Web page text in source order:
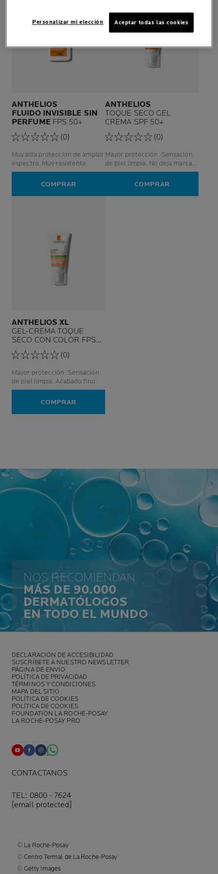
ANTHELIOS
FLUIDO INVISIBLE SIN
PERFUMEFPS 50+
(0)
Muy alta protección de amplio
espectro. Muy resistente.
COMPRAR
ANTHELIOS
TOQUE SECO GEL
CREMA SPF 50+
(0)
Mayor protección. Sensación
de piel limpia. No deja marcas
blancas.
COMPRAR
ANTHELIOS XL
GEL-CREMA TOQUE
SECO CON COLOR FPS
50+
(0)
Mayor protección. Sensación
de piel limpia. Acabado fino.
COMPRAR
NOS RECOMIENDAN
MÁS DE 90.000
DERMATÓLOGOS
EN TODO EL MUNDO
DECLARACIÓN DE ACCESIBILIDAD
SUSCRÍBETE A NUESTRO NEWSLETTER
PÁGINA DE ENVÍO
POLÍTICA DE PRIVACIDAD
TÉRMINOS Y CONDICIONES
MAPA DEL SITIO
POLÍTICA DE COOKIES
POLÍTICA DE COOKIES
FOUNDATION LA ROCHE-POSAY
LA ROCHE-POSAY PRO
CONTACTANOS
TEL: 0800 - 7624
[email protected]
© La Roche-Posay
© Centro Termal de La Roche-Posay
© Getty Images
Aceptar todas las cookies
Personalizar mi elección